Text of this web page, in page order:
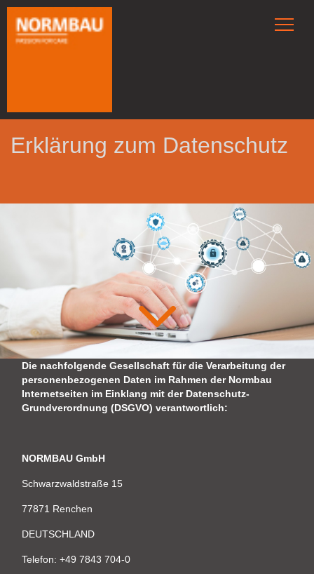
Erklärung zum Datenschutz
Die nachfolgende Gesellschaft für die Verarbeitung der
personenbezogenen Daten im Rahmen der Normbau
Internetseiten im Einklang mit der Datenschutz-
Grundverordnung (DSGVO) verantwortlich:
NORMBAU GmbH
Schwarzwaldstraße 15
77871 Renchen
DEUTSCHLAND
Telefon: +49 7843 704-0